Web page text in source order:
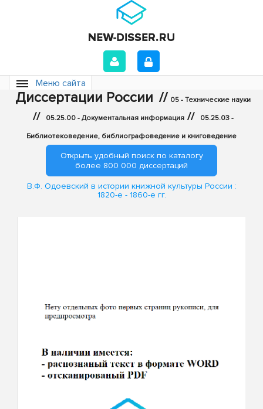
Меню сайта
Диссертации России // 05 - Технические науки
// 05.25.00 - Документальная информация // 05.25.03 -
Библиотековедение, библиографоведение и книговедение
Открыть удобный поиск по каталогу
более 800 000 диссертаций
В.Ф. Одоевский в истории книжной культуры России :
1820-е - 1860-е гг.